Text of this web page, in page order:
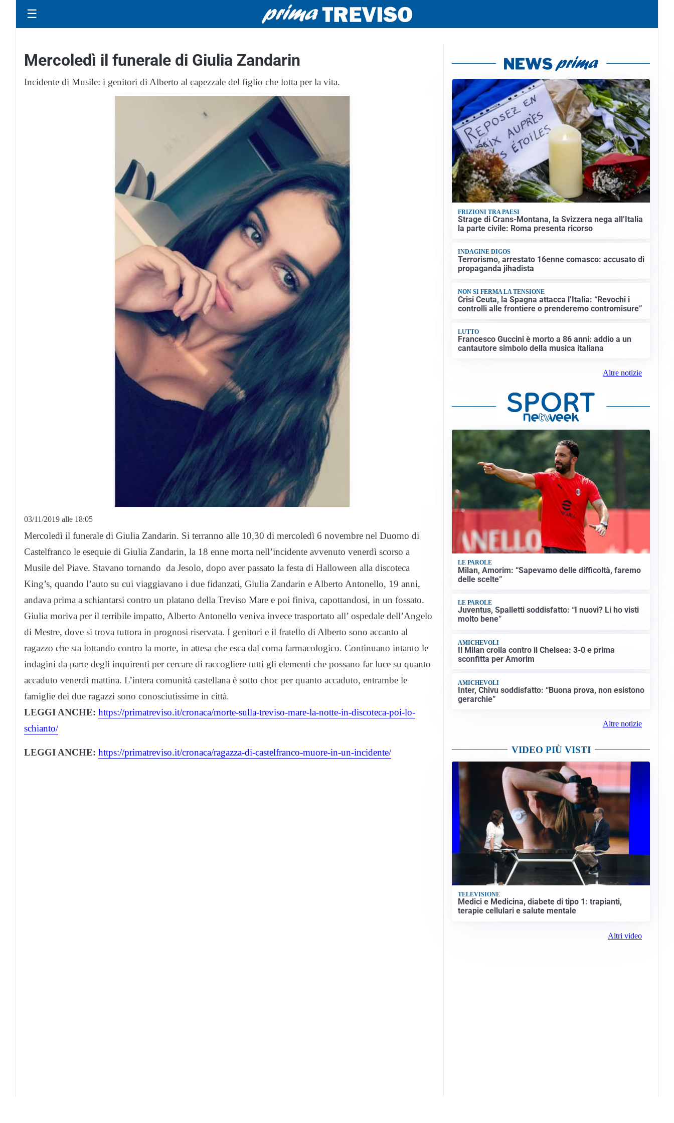
☰
Mercoledì il funerale di Giulia Zandarin
Incidente di Musile: i genitori di Alberto al capezzale del figlio che lotta per la vita.
03/11/2019 alle 18:05
Mercoledì il funerale di Giulia Zandarin. Si terranno alle 10,30 di mercoledì 6 novembre nel Duomo di
Castelfranco le esequie di Giulia Zandarin, la 18 enne morta nell’incidente avvenuto venerdì scorso a
Musile del Piave. Stavano tornando da Jesolo, dopo aver passato la festa di Halloween alla discoteca
King’s, quando l’auto su cui viaggiavano i due fidanzati, Giulia Zandarin e Alberto Antonello, 19 anni,
andava prima a schiantarsi contro un platano della Treviso Mare e poi finiva, capottandosi, in un fossato.
Giulia moriva per il terribile impatto, Alberto Antonello veniva invece trasportato all’ ospedale dell’Angelo
di Mestre, dove si trova tuttora in prognosi riservata. I genitori e il fratello di Alberto sono accanto al
ragazzo che sta lottando contro la morte, in attesa che esca dal coma farmacologico. Continuano intanto le
indagini da parte degli inquirenti per cercare di raccogliere tutti gli elementi che possano far luce su quanto
accaduto venerdì mattina. L’intera comunità castellana è sotto choc per quanto accaduto, entrambe le
famiglie dei due ragazzi sono conosciutissime in città.
LEGGI ANCHE: https://primatreviso.it/cronaca/morte-sulla-treviso-mare-la-notte-in-discoteca-poi-lo-
schianto/
LEGGI ANCHE: https://primatreviso.it/cronaca/ragazza-di-castelfranco-muore-in-un-incidente/
FRIZIONI TRA PAESI
Strage di Crans-Montana, la Svizzera nega all’Italia
la parte civile: Roma presenta ricorso
INDAGINE DIGOS
Terrorismo, arrestato 16enne comasco: accusato di
propaganda jihadista
NON SI FERMA LA TENSIONE
Crisi Ceuta, la Spagna attacca l’Italia: “Revochi i
controlli alle frontiere o prenderemo contromisure”
LUTTO
Francesco Guccini è morto a 86 anni: addio a un
cantautore simbolo della musica italiana
Altre notizie
LE PAROLE
Milan, Amorim: “Sapevamo delle difficoltà, faremo
delle scelte”
LE PAROLE
Juventus, Spalletti soddisfatto: “I nuovi? Li ho visti
molto bene”
AMICHEVOLI
Il Milan crolla contro il Chelsea: 3-0 e prima
sconfitta per Amorim
AMICHEVOLI
Inter, Chivu soddisfatto: “Buona prova, non esistono
gerarchie”
Altre notizie
VIDEO PIÙ VISTI
TELEVISIONE
Medici e Medicina, diabete di tipo 1: trapianti,
terapie cellulari e salute mentale
Altri video